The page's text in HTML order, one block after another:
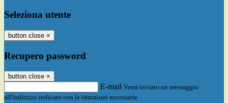
Seleziona utente
button close ×
Recupero password
button close ×
E-mail Verrà inviato un messaggio
all'indirizzo indicato con le istruzioni necessarie.